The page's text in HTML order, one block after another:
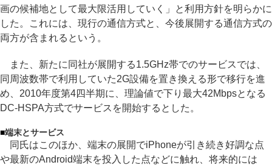
画の候補地として最大限活用していく」と利用方針を明らかに
した。これには、現行の通信方式と、今後展開する通信方式の
両方が含まれるという。
また、新たに同社が展開する1.5GHz帯でのサービスでは、
同周波数帯で利用していた2G設備を置き換える形で移行を進
め、2010年度第4四半期に、理論値で下り最大42Mbpsとなる
DC-HSPA方式でサービスを開始するとした。
■端末とサービス
同氏はこのほか、端末の展開でiPhoneが引き続き好調な点
や最新のAndroid端末を投入した点などに触れ、将来的には